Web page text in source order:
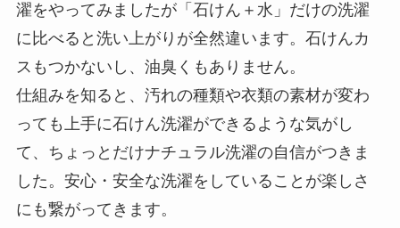
濯をやってみましたが「石けん＋水」だけの洗濯
に比べると洗い上がりが全然違います。石けんカ
スもつかないし、油臭くもありません。
仕組みを知ると、汚れの種類や衣類の素材が変わ
っても上手に石けん洗濯ができるような気がし
て、ちょっとだけナチュラル洗濯の自信がつきま
した。安心・安全な洗濯をしていることが楽しさ
にも繋がってきます。